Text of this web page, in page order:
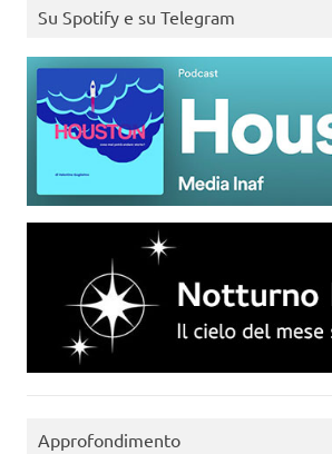
Su Spotify e su Telegram
Approfondimento